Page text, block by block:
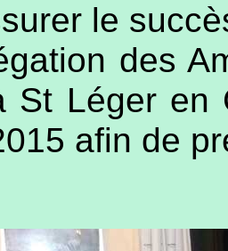
le
des
St Léger en
afin de